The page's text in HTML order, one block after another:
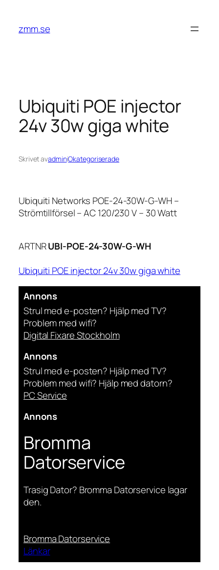
innehåll
zmm.se
Ubiquiti POE injector
24v 30w giga white
Skrivet avadminiOkategoriserade
Ubiquiti Networks POE-24-30W-G-WH –
Strömtillförsel – AC 120/230 V – 30 Watt
ARTNRUBI-POE-24-30W-G-WH
Ubiquiti POE injector 24v 30w giga white
Annons
Strul med e-posten? Hjälp med TV?
Problem med wifi?
Digital Fixare Stockholm
Annons
Strul med e-posten? Hjälp med TV?
Problem med wifi? Hjälp med datorn?
PC Service
Annons
Bromma
Datorservice
Trasig Dator? Bromma Datorservice lagar
den.
Bromma Datorservice
Länkar